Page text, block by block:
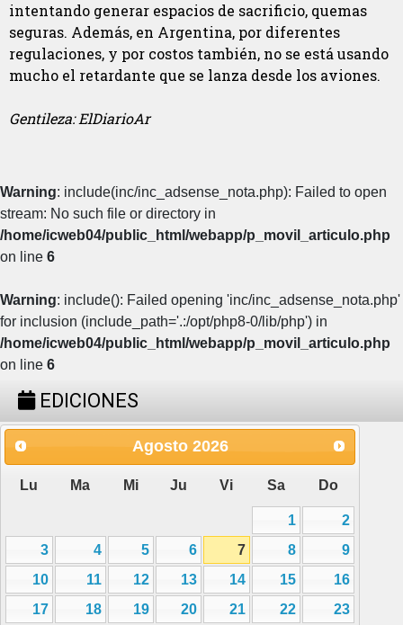
intentando generar espacios de sacrificio, quemas
seguras. Además, en Argentina, por diferentes
regulaciones, y por costos también, no se está usando
mucho el retardante que se lanza desde los aviones.
Gentileza: ElDiarioAr
Warning: include(inc/inc_adsense_nota.php): Failed to open
stream: No such file or directory in
/home/icweb04/public_html/webapp/p_movil_articulo.php
on line 6
Warning: include(): Failed opening 'inc/inc_adsense_nota.php'
for inclusion (include_path='.:/opt/php8-0/lib/php') in
/home/icweb04/public_html/webapp/p_movil_articulo.php
on line 6
EDICIONES
Agosto 2026
Lu Ma Mi Ju Vi Sa Do
1
2
3
4 5 6 7 8
9
10
11 12 13 14 15
16
17
18 19 20 21 22
23